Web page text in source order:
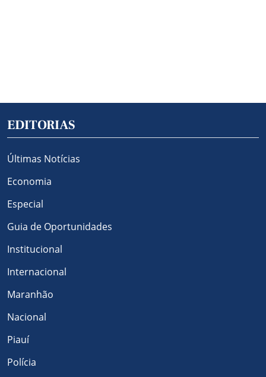
EDITORIAS
Últimas Notícias
Economia
Especial
Guia de Oportunidades
Institucional
Internacional
Maranhão
Nacional
Piauí
Polícia